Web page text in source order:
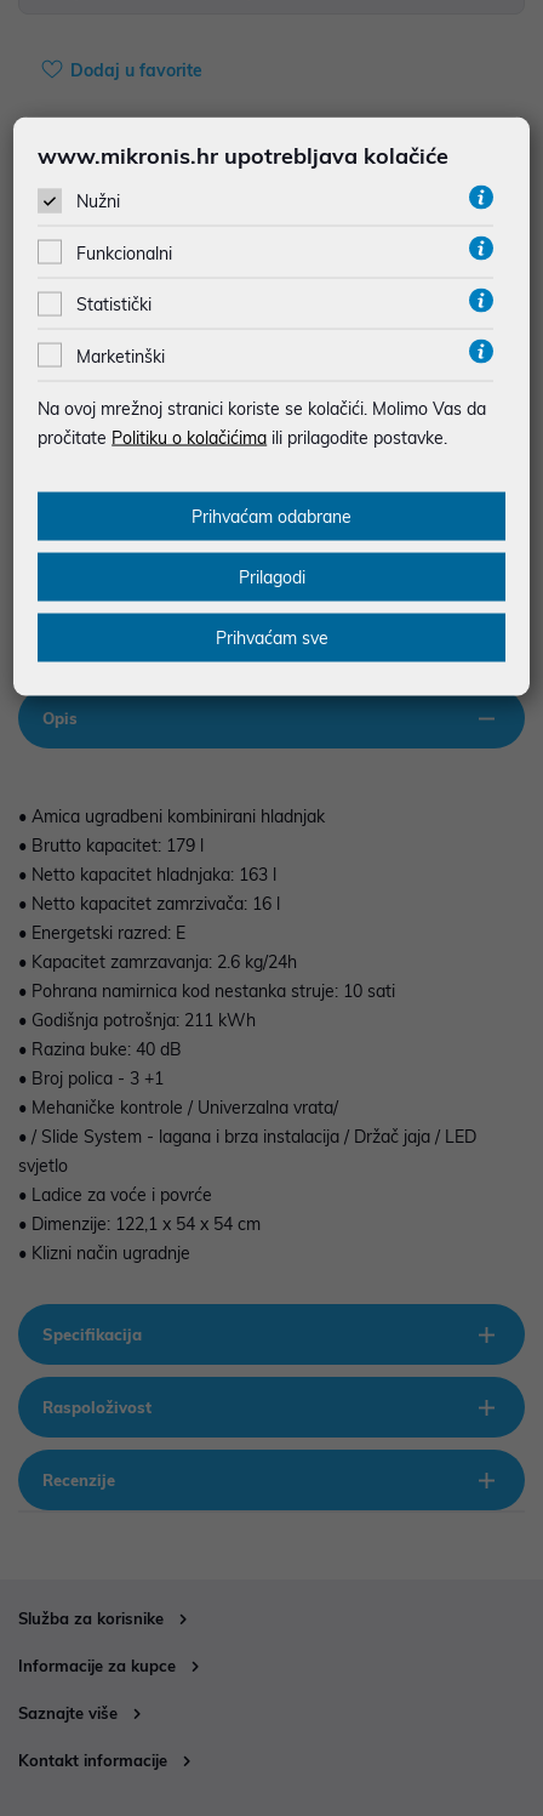
Dodaj u favorite
Energetska naljepnica
SIGURNA KUPOVINA
odgovara za eventualne pogreške nastale u opisu proizvoda, greške
prilikom štampanja te promjene u dostupnosti i cijene. Slike artikala su
ilustrativne prirode te ne moraju u potpunosti odgovarati artiklima. Za sve
eventualne nejasnoće možete nas kontaktirati na
web-prodaja@mikronis.hr
Opis
• Amica ugradbeni kombinirani hladnjak
• Brutto kapacitet: 179 l
• Netto kapacitet hladnjaka: 163 l
• Netto kapacitet zamrzivača: 16 l
• Energetski razred: E
• Kapacitet zamrzavanja: 2.6 kg/24h
• Pohrana namirnica kod nestanka struje: 10 sati
• Godišnja potrošnja: 211 kWh
• Razina buke: 40 dB
• Broj polica - 3 +1
• Mehaničke kontrole / Univerzalna vrata/
• / Slide System - lagana i brza instalacija / Držač jaja / LED
svjetlo
• Ladice za voće i povrće
• Dimenzije: 122,1 x 54 x 54 cm
• Klizni način ugradnje
Specifikacija
Raspoloživost
Recenzije
Služba za korisnike
Informacije za kupce
Saznajte više
Kontakt informacije
www.mikronis.hr upotrebljava kolačiće
Nužni
Funkcionalni
Statistički
Marketinški
Na ovoj mrežnoj stranici koriste se kolačići. Molimo Vas da
pročitate Politiku o kolačićima ili prilagodite postavke.
Prihvaćam odabrane
Prilagodi
Prihvaćam sve